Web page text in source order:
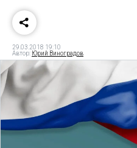
29.03.2018 19:10
Автор: Юрий Виноградов